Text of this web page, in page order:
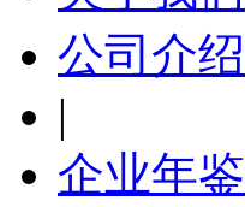
公司介绍
|
企业年鉴